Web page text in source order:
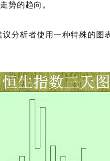
势的趋向。
析者使用一种特殊的图